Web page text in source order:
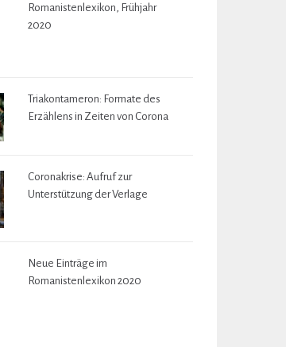
Romanistenlexikon, Frühjahr
2020
Triakontameron: Formate des
Erzählens in Zeiten von Corona
Coronakrise: Aufruf zur
Unterstützung der Verlage
Neue Einträge im
Romanistenlexikon 2020